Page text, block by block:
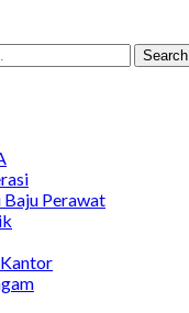
Search
Baju Perawat